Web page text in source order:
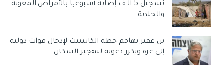
تسجيل 5 آلاف إصابة أسبوعياً بالأمراض المعوية
والجلدية
بن غفير يهاجم خطة الكابينيت لإدخال قوات دولية
إلى غزة ويكرر دعوته لتهجير السكان